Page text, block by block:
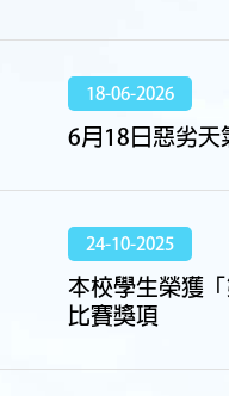
18-06-2026
6月18日惡劣天
24-10-2025
本校學生榮獲
比賽獎項